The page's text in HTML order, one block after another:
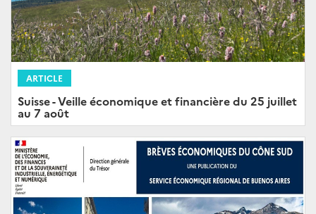
ARTICLE
Suisse - Veille économique et financière du 25 juillet
au 7 août